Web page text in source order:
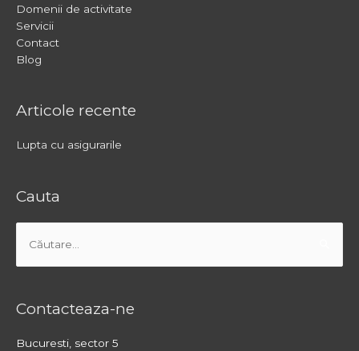
Domenii de activitate
Servicii
Contact
Blog
Articole recente
Lupta cu asigurarile
Cauta
după:
Contacteaza-ne
Bucuresti, sector 5